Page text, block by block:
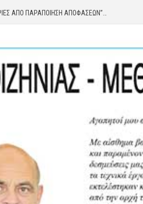
ΑΠΟ ΠΑΡΑΠΟΊΗΣΗ ΑΠΟΦΆΣΕΩΝ”…